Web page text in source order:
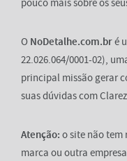
pouco mais sobre os
O NoDetalhe.com.bré
22.026.064/0001-02),
principal missão gerar
suas dúvidas com
Atenção: o site não
marca ou outra